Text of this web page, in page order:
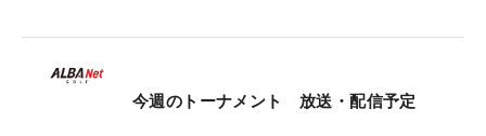
パーを拾ったものの、17番パー5は右の池に入れて
ボギー。9番までのショートアイアンは振り切れる
今週のトーナメント 放送・配信予定